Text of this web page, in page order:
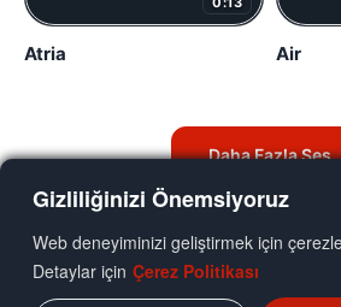
Gizliliğinizi Önemsiyoruz
Web deneyiminizi geliştirmek için
Detaylar için Çerez Politikası
Atria Air
Daha Fazla Ses